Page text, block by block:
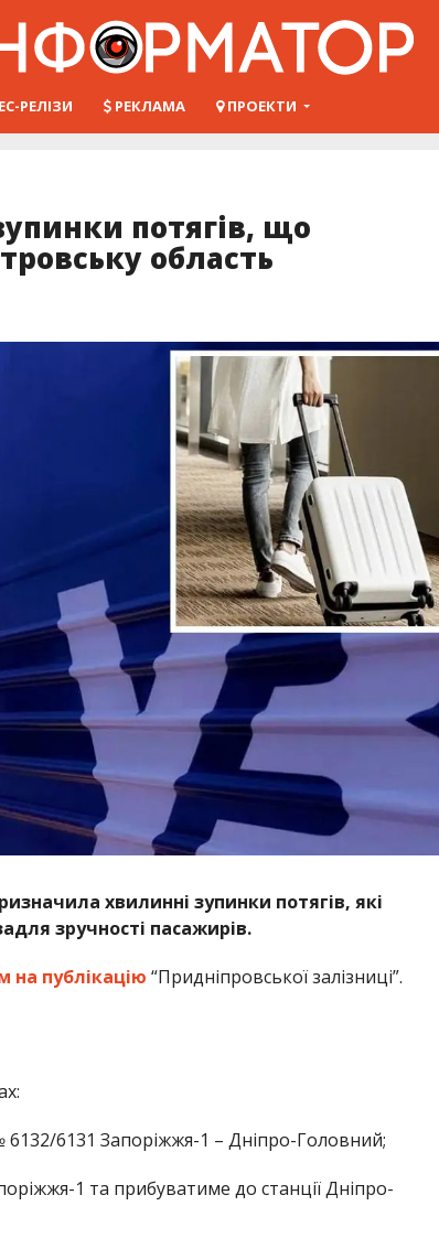
РЕЛІЗИ РЕКЛАМА ПРОЕКТИ
потягів, що
область
хвилинні зупинки потягів, які
зручності пасажирів.
на публікацію “Придніпровської залізниці”.
6131 Запоріжжя-1 – Дніпро-Головний;
1 та прибуватиме до станції Дніпро-